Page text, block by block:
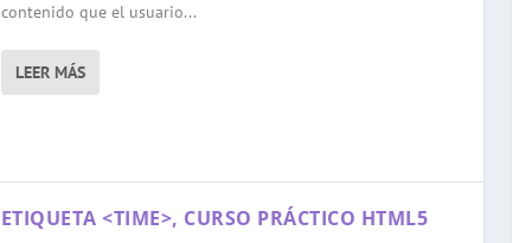
contenido que el usuario...
LEER MÁS
ETIQUETA <TIME>, CURSO PRÁCTICO HTML5